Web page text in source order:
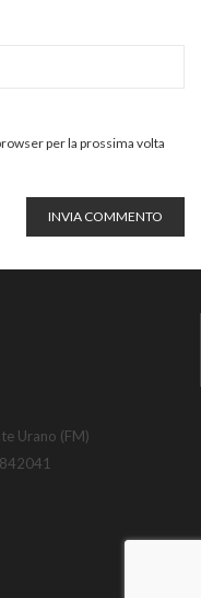
per la prossima volta
INVIA COMMENTO
Urano (FM)